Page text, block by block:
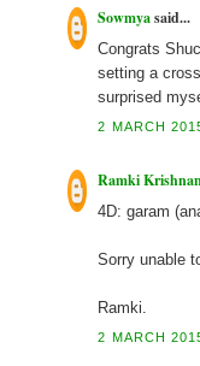
Sowmyasaid...
Congrats
setting a
surprised
2 MARCH
Ramki
4D: garam
Sorry unable
Ramki.
2 MARCH